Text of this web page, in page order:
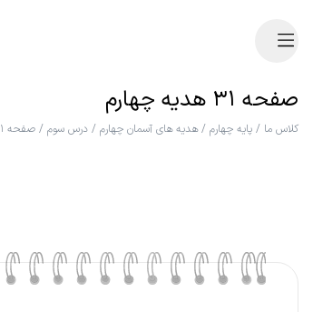
صفحه ۳۱ هدیه چهارم
کلاس ما / پایه چهارم /هدیه های آسمان چهارم / درس سوم / صفحه ۳۱